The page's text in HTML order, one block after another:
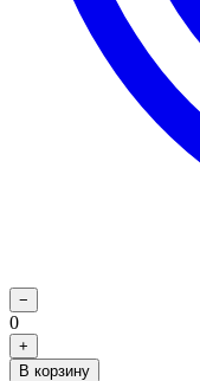
−
0
+
В корзину